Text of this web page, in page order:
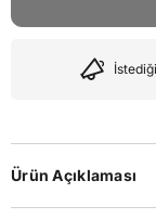
Ürün Açıklaması